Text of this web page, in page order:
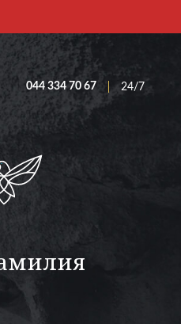
044 334 70 67 24/7